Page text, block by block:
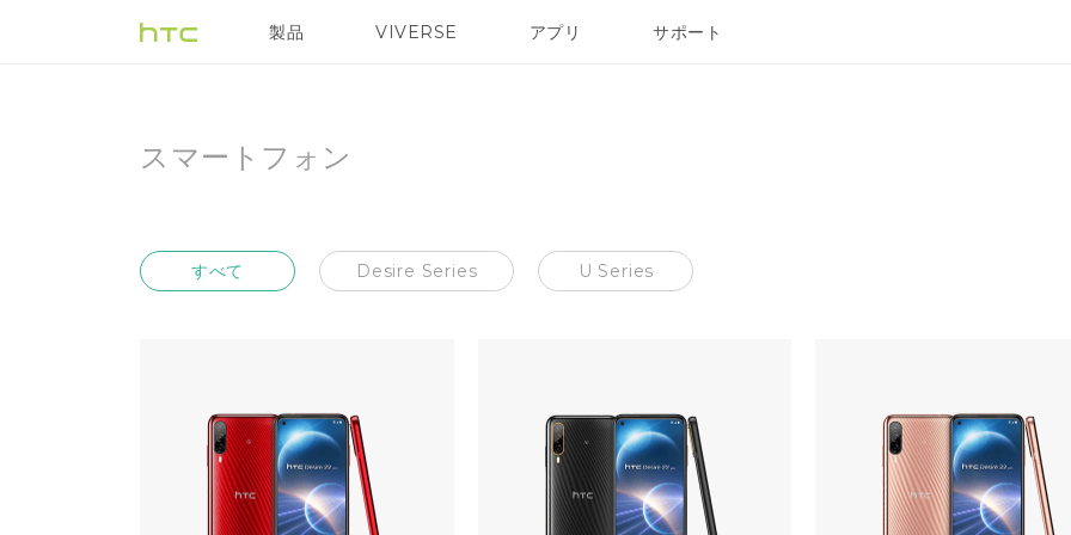
Smartphones
製品
VIVE VIVE Eagle
VIVERSE アプリ サポート
スマートフォン
すべて Desire Series U Series